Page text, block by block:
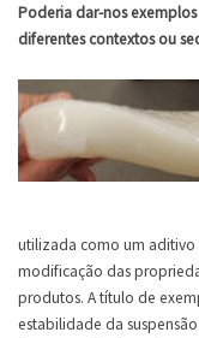
Poderia dar-nos
diferentes contextos ou
utilizada como um
modificação das
produtos. A título de
estabilidade da